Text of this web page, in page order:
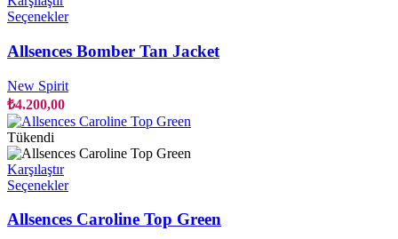
SeçeneklerBu
birden
fazla
var.
ürün
seçilebilir
Allsences Bomber Tan Jacket
New Spirit
₺4.200,00
Tükendi
Karşılaştır
SeçeneklerBu
birden
Allsences Caroline Top Green